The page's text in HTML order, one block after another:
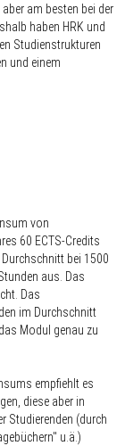
am besten bei der
haben HRK und
Studienstrukturen
und einem
von
60 ECTS-Credits
bei 1500
aus. Das
Das
im Durchschnitt
Modul genau zu
empfiehlt es
diese aber in
Studierenden (durch
u.ä.)